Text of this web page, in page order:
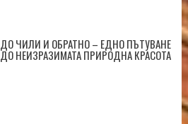
ДО ЧИЛИ И ОБРАТНО – ЕДНО ПЪТУВАНЕ
ДО НЕИЗРАЗИМАТА ПРИРОДНА КРАСОТА